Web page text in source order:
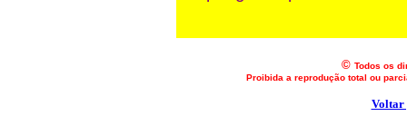
© Todos os
Proibida a reprodução total ou
Voltar